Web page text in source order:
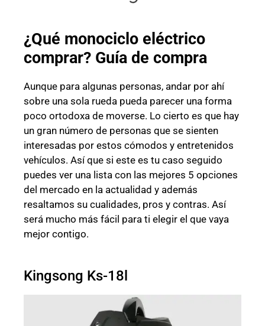
¿Qué monociclo eléctrico
comprar? Guía de compra
Aunque para algunas personas, andar por ahí
sobre una sola rueda pueda parecer una forma
poco ortodoxa de moverse. Lo cierto es que hay
un gran número de personas que se sienten
interesadas por estos cómodos y entretenidos
vehículos. Así que si este es tu caso seguido
puedes ver una lista con las mejores 5 opciones
del mercado en la actualidad y además
resaltamos su cualidades, pros y contras. Así
será mucho más fácil para ti elegir el que vaya
mejor contigo.
Kingsong Ks-18l